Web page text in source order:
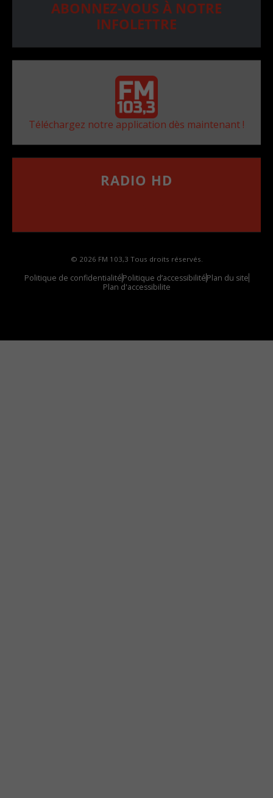
ABONNEZ-VOUS À NOTRE
INFOLETTRE
Téléchargez notre application dès maintenant !
RADIO HD
© 2026 FM 103,3 Tous droits réservés.
Politique de confidentialitéPolitique d’accessibilitéPlan du site
Plan d'accessibilite